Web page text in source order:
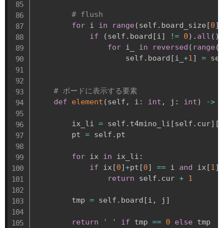
# flush
for i in range (self . board_size [0]
if
(self . board [ i ] != 0) . all ( )
for i_ in reversed ( range (
                    self
. board [ i_ +1 ] =
# ボードに表示する要素
def
element (self , i : int , j : int) ->
        ix_li
= self . t4mino_li [self . cur] [
        pt
= self . pt
for ix in ix_li :
if ix [0]+pt [0] == i and ix [1 ]
return self . cur + 1
        tmp
= self . board [ i , j ]
return ' ' if tmp == 0 else tmp